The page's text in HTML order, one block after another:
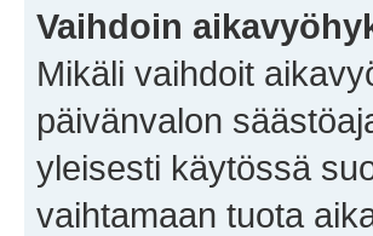
Vaihdoin
Mikäli vaihdoit
päivänvalon
yleisesti käytössä
vaihtamaan tuota